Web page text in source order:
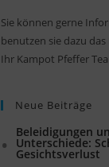
Sie können gerne
benutzen sie dazu
Ihr Kampot Pfeffer
Neue Beiträge
Beleidigungen
Unterschiede:
Gesichtsverlust